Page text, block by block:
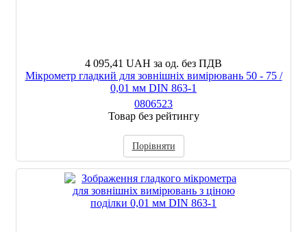
4 095,41 UAH за од. без ПДВ
Мікрометр гладкий для зовнішніх вимірювань 50 - 75 /
0,01 мм DIN 863-1
0806523
Товар без рейтингу
Порівняти